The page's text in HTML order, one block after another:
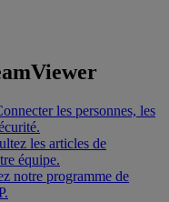
les personnes, les
les articles de
équipe.
notre programme de